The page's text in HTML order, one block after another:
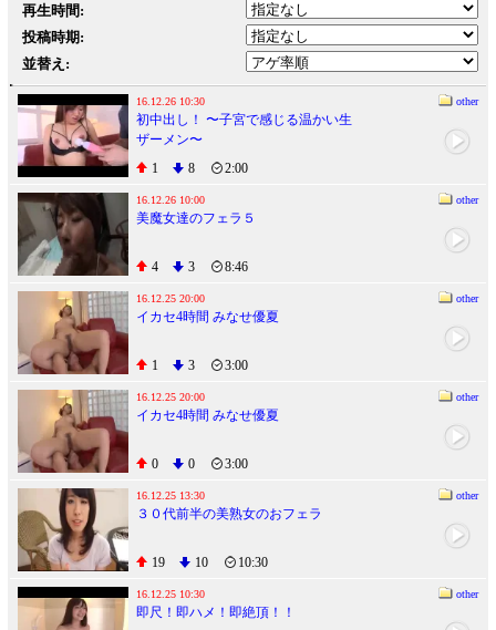
再生時間:
投稿時期:
並替え:
16.12.26 10:30 other
初中出し！ 〜子宮で感じる温かい生
ザーメン〜
1
8 2:00
16.12.26 10:00 other
美魔女達のフェラ５
4 3 8:46
16.12.25 20:00 other
イカセ4時間 みなせ優夏
1 3 3:00
16.12.25 20:00 other
イカセ4時間 みなせ優夏
0 0 3:00
16.12.25 13:30 other
３０代前半の美熟女のおフェラ
19 10 10:30
16.12.25 10:30 other
即尺！即ハメ！即絶頂！！